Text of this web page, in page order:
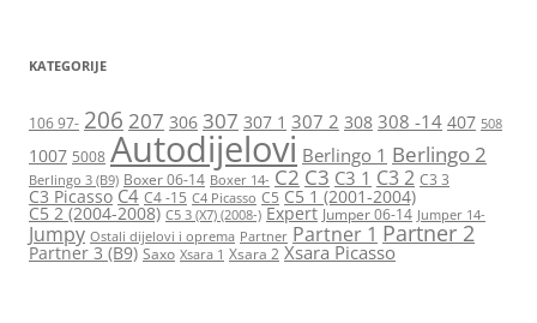
KATEGORIJE
106 97- 206 207 306 307 307 1 307 2 308 308 -14 407 508
1007 5008 Autodijelovi Berlingo 1 Berlingo 2
Berlingo 3 (B9) Boxer 06-14 Boxer 14- C2 C3 C3 1 C3 2 C3 3
C3 Picasso C4 C4 -15 C4 Picasso C5 C5 1 (2001-2004)
C5 2 (2004-2008) C5 3 (X7) (2008-) Expert Jumper 06-14 Jumper 14-
Jumpy Ostali dijelovi i oprema Partner Partner 1 Partner 2
Partner 3 (B9) Saxo Xsara 1 Xsara 2 Xsara Picasso